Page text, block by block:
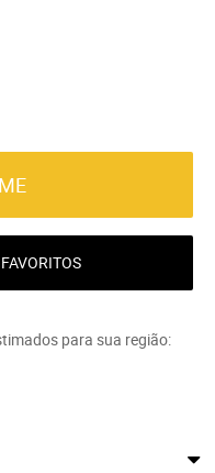
para sua região: